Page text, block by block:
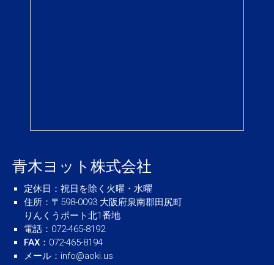
青木ヨット株式会社
定休日 ：祝日を除く火曜・水曜
住所 ：〒598-0093 大阪府泉南郡田尻町
りんくうポート北1番地
電話 ：072-465-8192
FAX ：072-465-8194
メール ： info@aoki.us